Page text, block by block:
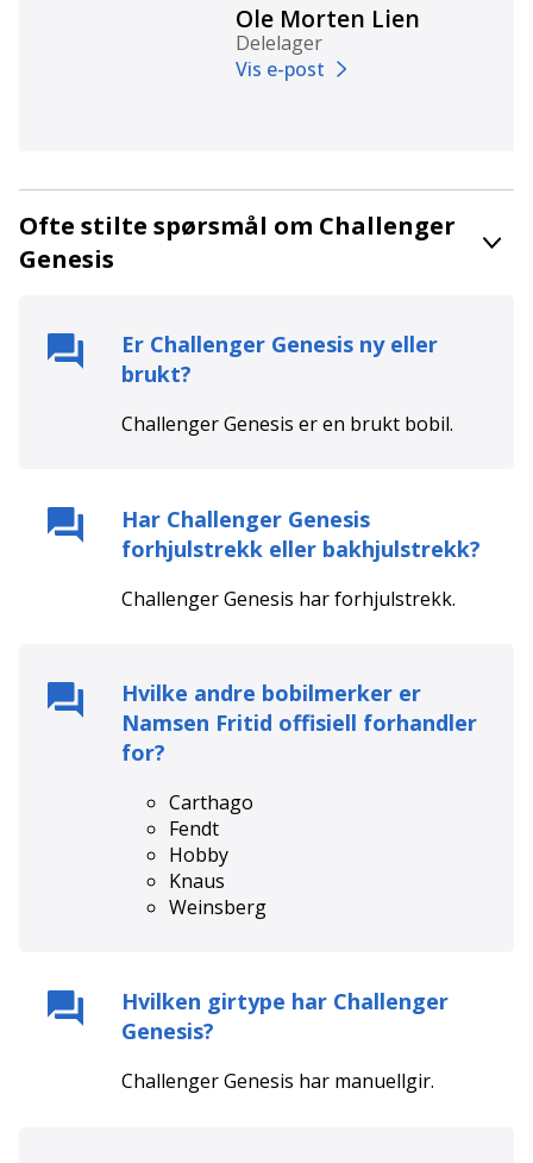
Ole Morten Lien
Delelager
Vis e-post
Ofte stilte spørsmål om Challenger
Genesis
Er Challenger Genesis ny eller
brukt?
Challenger Genesis er en brukt bobil.
Har Challenger Genesis
forhjulstrekk eller bakhjulstrekk?
Challenger Genesis harforhjulstrekk.
Hvilke andre bobilmerker er
Namsen Fritid offisiell forhandler
for?
Carthago
Fendt
Hobby
Knaus
Weinsberg
Hvilken girtype har Challenger
Genesis?
Challenger Genesis har manuellgir.